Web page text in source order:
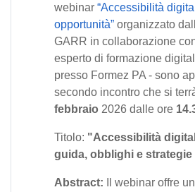
webinar “Accessibilità
opportunità” organizzato
GARR in collaborazione
esperto di formazione
presso Formez PA - sono
secondo incontro che si
febbraio 2026 dalle ore
Titolo: "Accessibilità
guida, obblighi e
Abstract: Il webinar offre